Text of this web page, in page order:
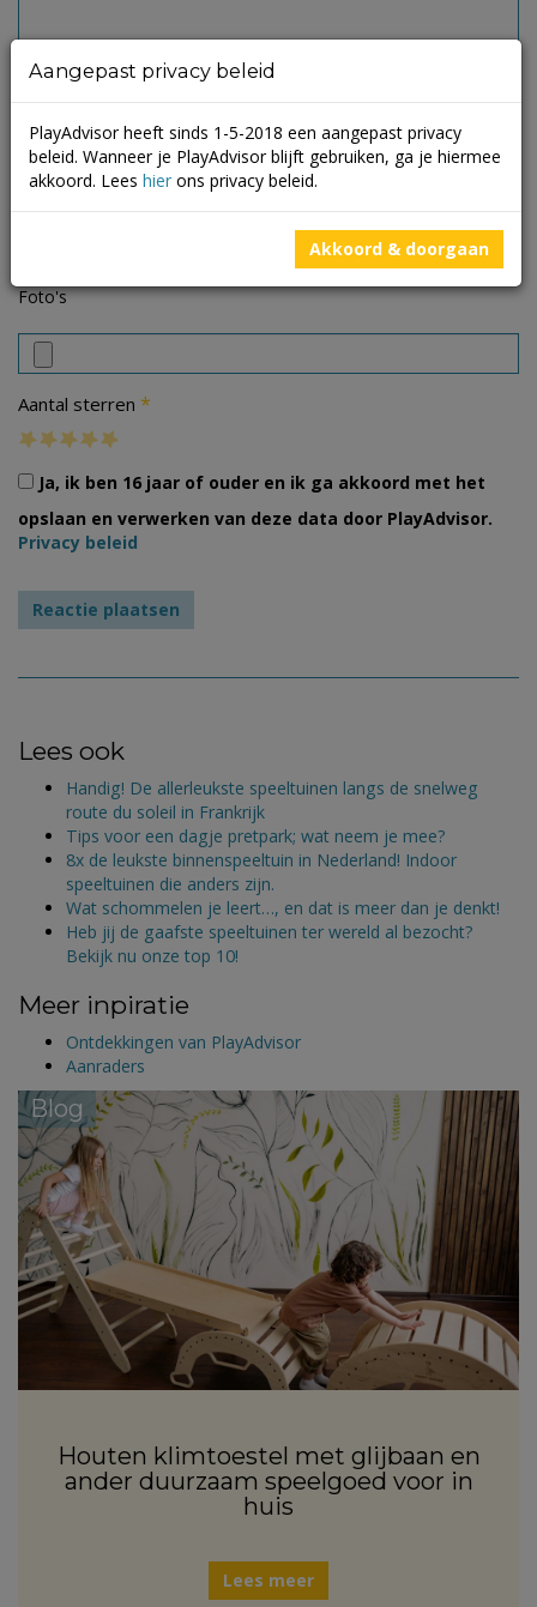
Foto's
Aantal sterren *
Ja, ik ben 16 jaar of ouder en ik ga akkoord met het
opslaan en verwerken van deze data door PlayAdvisor.
Privacy beleid
Lees ook
Handig! De allerleukste speeltuinen langs de snelweg
route du soleil in Frankrijk
Tips voor een dagje pretpark; wat neem je mee?
8x de leukste binnenspeeltuin in Nederland! Indoor
speeltuinen die anders zijn.
Wat schommelen je leert…, en dat is meer dan je denkt!
Heb jij de gaafste speeltuinen ter wereld al bezocht?
Bekijk nu onze top 10!
Meer inpiratie
Ontdekkingen van PlayAdvisor
Aanraders
Blog
Houten klimtoestel met glijbaan en
ander duurzaam speelgoed voor in
huis
Lees meer
Aangepast privacy beleid
PlayAdvisor heeft sinds 1-5-2018 een aangepast privacy
beleid. Wanneer je PlayAdvisor blijft gebruiken, ga je hiermee
akkoord. Lees hier ons privacy beleid.
Akkoord & doorgaan